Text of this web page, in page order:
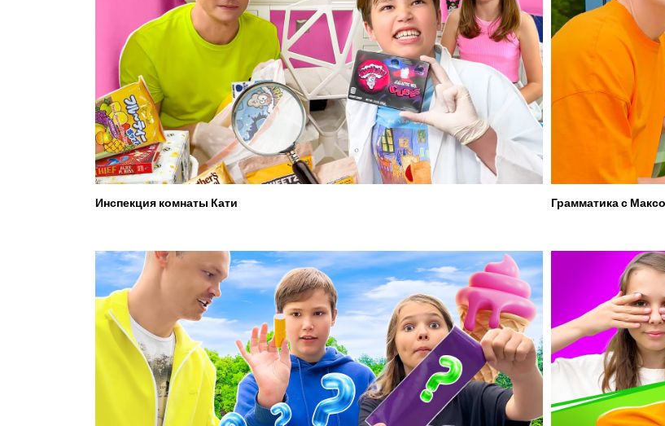
Инспекция комнаты Кати Грамматика с